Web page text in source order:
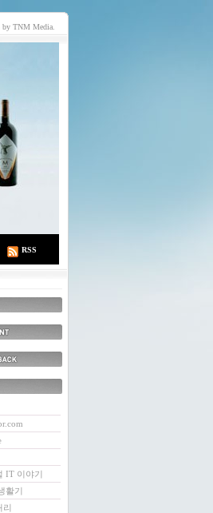
by TNM Media.
RSS
IT 이야기
활기
리